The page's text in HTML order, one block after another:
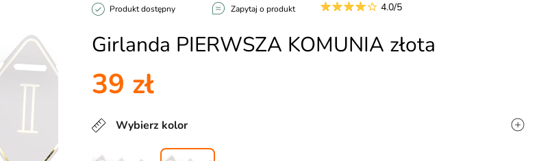
Girlanda PIERWSZA KOMUNIA złota
Produkt dostępny Zapytaj o produkt 4.0/5
39 zł
Wybierz kolor